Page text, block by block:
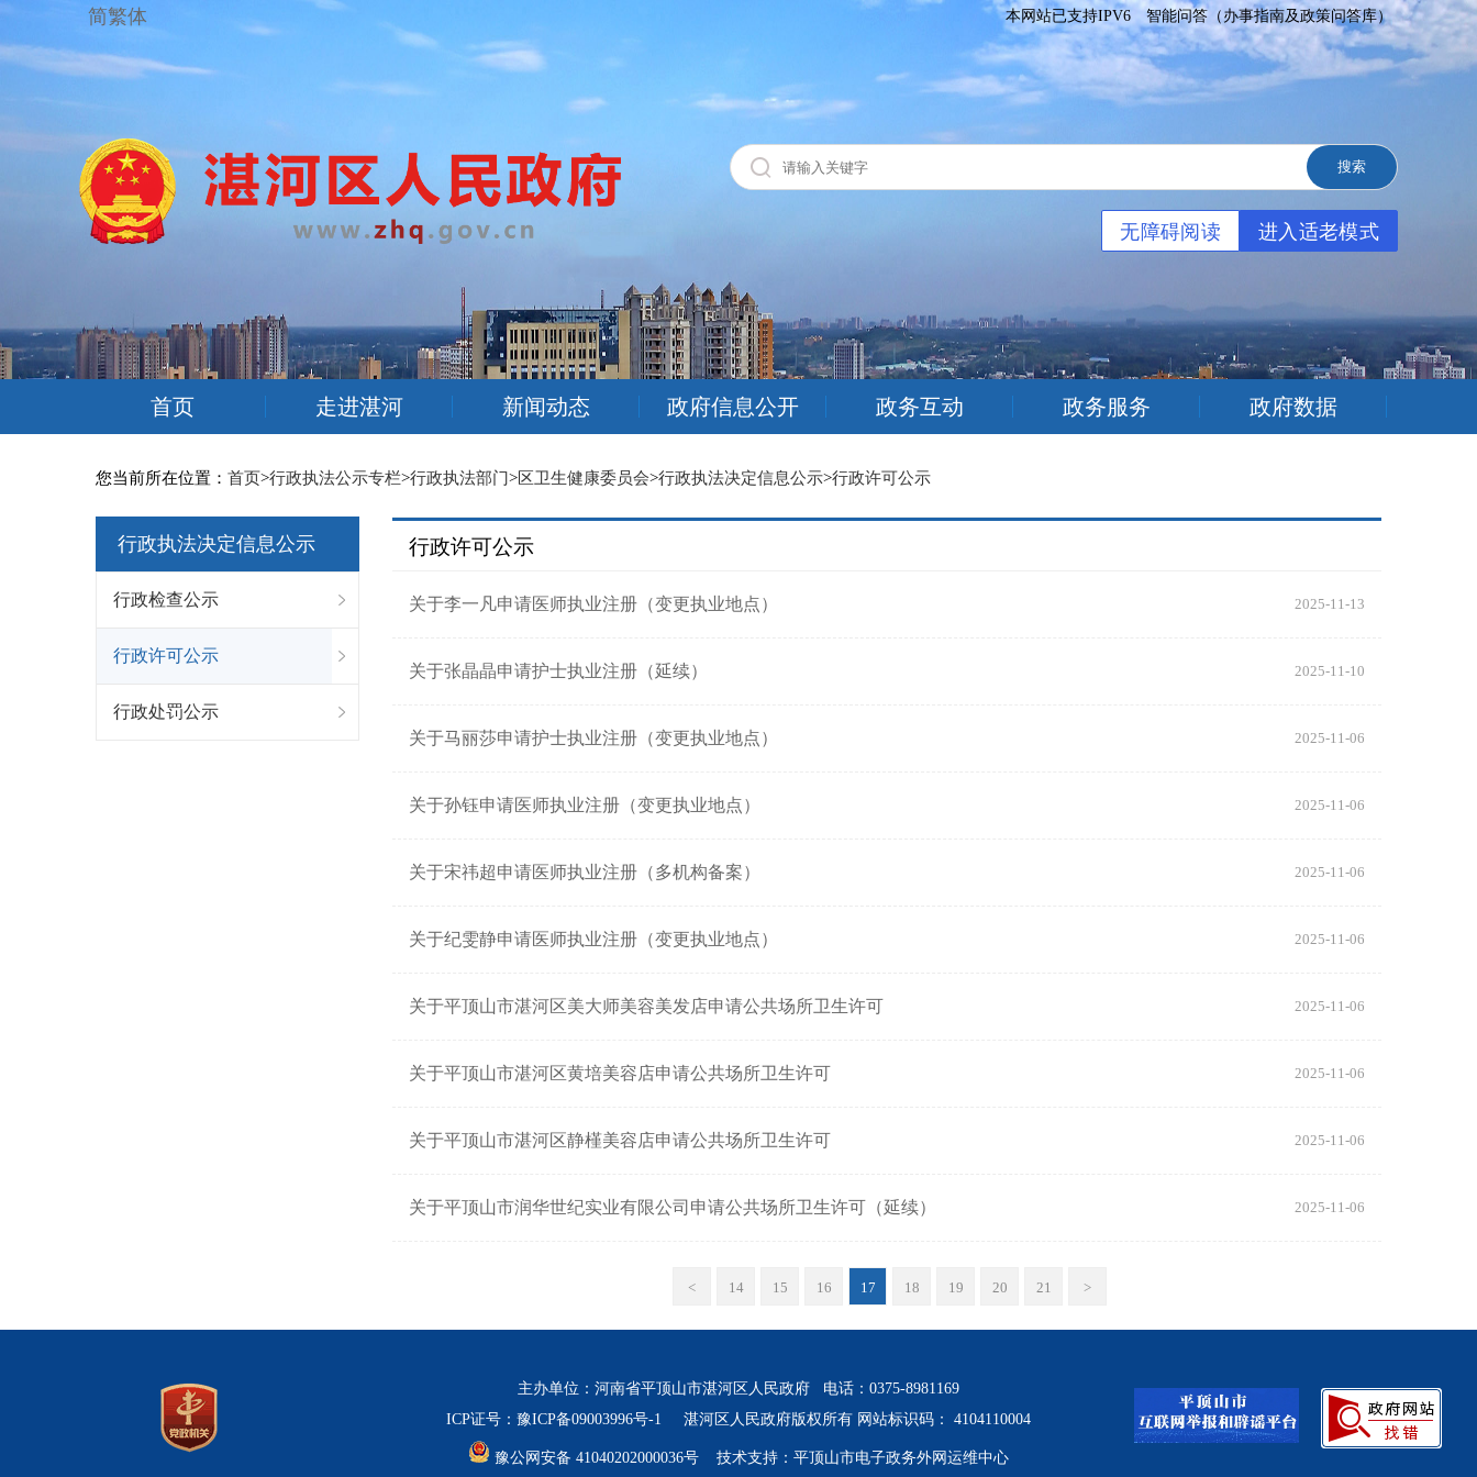
简繁体 本网站已支持IPV6 智能问答（办事指南及政策问答库）
进入适老模式
无障碍阅读
首页 走进湛河 新闻动态 政府信息公开 政务互动 政务服务 政府数据
您当前所在位置： 首页>行政执法公示专栏>行政执法部门>区卫生健康委员会>行政执法决定信息公示>行政许可公示
行政执法决定信息公示
行政检查公示
行政许可公示
行政处罚公示
行政许可公示
关于李一凡申请医师执业注册（变更执业地点） 2025-11-13
关于张晶晶申请护士执业注册（延续） 2025-11-10
关于马丽莎申请护士执业注册（变更执业地点） 2025-11-06
关于孙钰申请医师执业注册（变更执业地点） 2025-11-06
关于宋祎超申请医师执业注册（多机构备案） 2025-11-06
关于纪雯静申请医师执业注册（变更执业地点） 2025-11-06
关于平顶山市湛河区美大师美容美发店申请公共场所卫生许可 2025-11-06
关于平顶山市湛河区黄培美容店申请公共场所卫生许可 2025-11-06
关于平顶山市湛河区静槿美容店申请公共场所卫生许可 2025-11-06
关于平顶山市润华世纪实业有限公司申请公共场所卫生许可（延续） 2025-11-06
< 14 15 16 17 18 19 20 21 >
主办单位：河南省平顶山市湛河区人民政府 电话：0375-8981169
ICP证号：豫ICP备09003996号-1
湛河区人民政府版权所有 网站标识码： 4104110004
豫公网安备 41040202000036号 技术支持：平顶山市电子政务外网运维中心